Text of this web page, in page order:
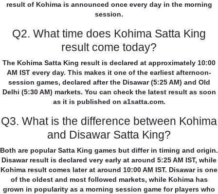
result of Kohima is announced once every day in the morning
session.
Q2. What time does Kohima Satta King
result come today?
The Kohima Satta King result is declared at approximately 10:00
AM IST every day. This makes it one of the earliest afternoon-
session games, declared after the Disawar (5:25 AM) and Old
Delhi (5:30 AM) markets. You can check the latest result as soon
as it is published on a1satta.com.
Q3. What is the difference between Kohima
and Disawar Satta King?
Both are popular Satta King games but differ in timing and origin.
Disawar result is declared very early at around 5:25 AM IST, while
Kohima result comes later at around 10:00 AM IST. Disawar is one
of the oldest and most followed markets, while Kohima has
grown in popularity as a morning session game for players who